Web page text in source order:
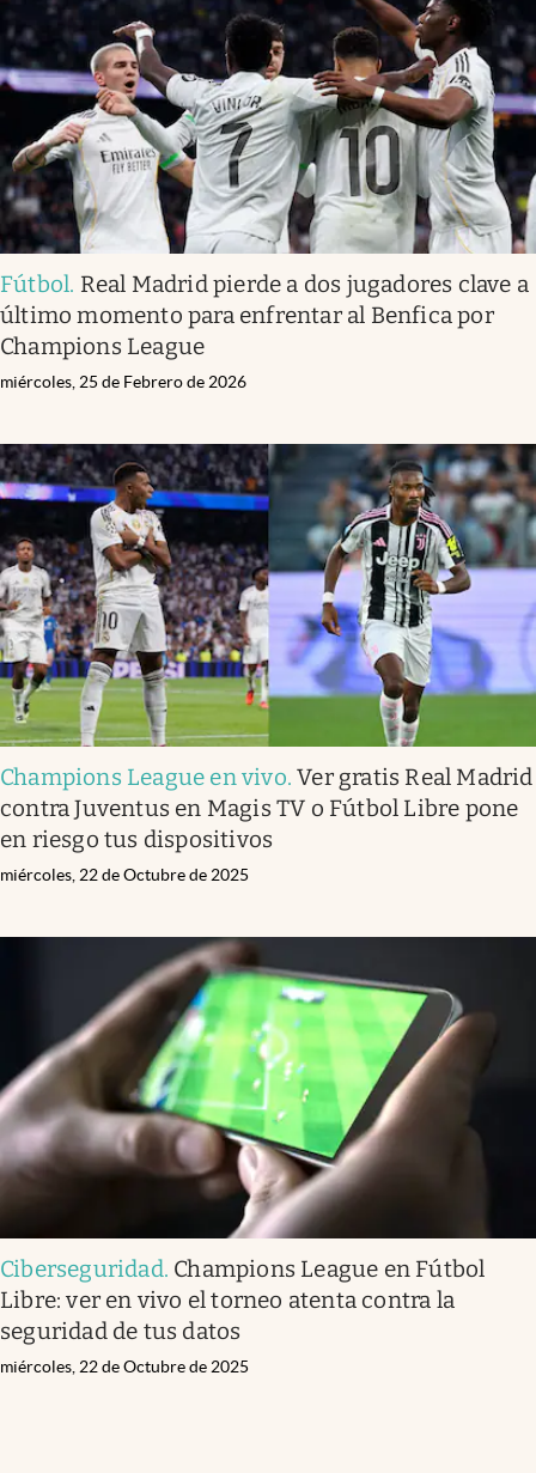
Infotechnology
Clase
Mundial 2026
Eventos Corporativos
El Cronista Studio
Mediakit
abre en nueva pestaña
Argentina
Fútbol. Real Madrid pierde a dos jugadores clave a
último momento para enfrentar al Benfica por
Champions League
miércoles, 25 de Febrero de 2026
Champions League en vivo.Ver gratis Real Madrid
contra Juventus en Magis TV o Fútbol Libre pone
en riesgo tus dispositivos
miércoles, 22 de Octubre de 2025
Ciberseguridad. Champions League en Fútbol
Libre: ver en vivo el torneo atenta contra la
seguridad de tus datos
miércoles, 22 de Octubre de 2025